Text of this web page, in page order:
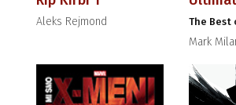
Aleks Rejmond The Best
Mark